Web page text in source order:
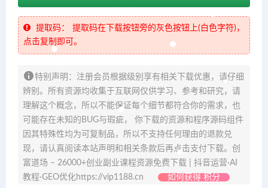
提取码：
提取码在下载按钮旁的灰色按钮上(白色字符)，
点击复制即可。
特别声明：注册会员根据级别享有相关下载优惠，请仔细
辨别。所有资源均收集于互联网仅供学习、参考和研究，请
理解这个概念，所以不能保证每个细节都符合你的需求，也
可能存在未知的BUG与瑕疵， 你下载的资源和程序源码组件
因其特殊性均为可复制品，所以不支持任何理由的退款兑
现，请认真阅读本站声明和相关条款后再点击支付下载。创
富道场 – 26000+创业副业课程资源免费下载 | 抖音运营·AI
教程·GEO优化https://vip1188.cn
如何获得 积分